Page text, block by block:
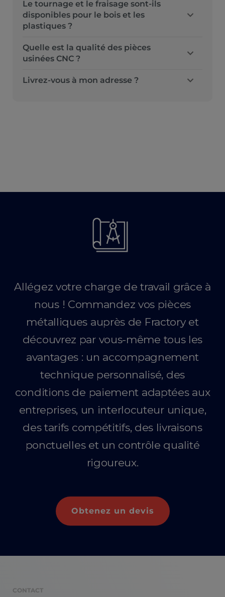
Le tournage et le fraisage sont-ils
disponibles pour le bois et les
plastiques ?
Quelle est la qualité des pièces
usinées CNC ?
Livrez-vous à mon adresse ?
Allégez votre charge de travail grâce à
nous ! Commandez vos pièces
métalliques auprès de Fractory et
découvrez par vous-même tous les
avantages : un accompagnement
technique personnalisé, des
conditions de paiement adaptées aux
entreprises, un interlocuteur unique,
des tarifs compétitifs, des livraisons
ponctuelles et un contrôle qualité
rigoureux.
Obtenez un devis
CONTACT